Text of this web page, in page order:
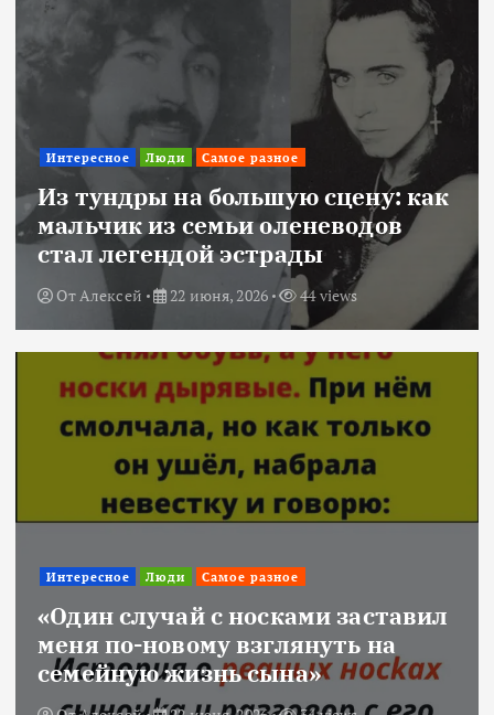
Интересное Люди Самое разное
Из тундры на большую сцену: как
мальчик из семьи оленеводов
стал легендой эстрады
От Алексей 22 июня, 2026 44 views
Интересное Люди Самое разное
«Один случай с носками заставил
меня по-новому взглянуть на
семейную жизнь сына»